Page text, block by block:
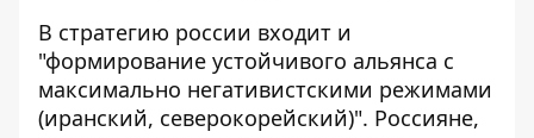
В стратегию россии входит и
"формирование устойчивого альянса с
максимально негативистскими режимами
(иранский, северокорейский)". Россияне,